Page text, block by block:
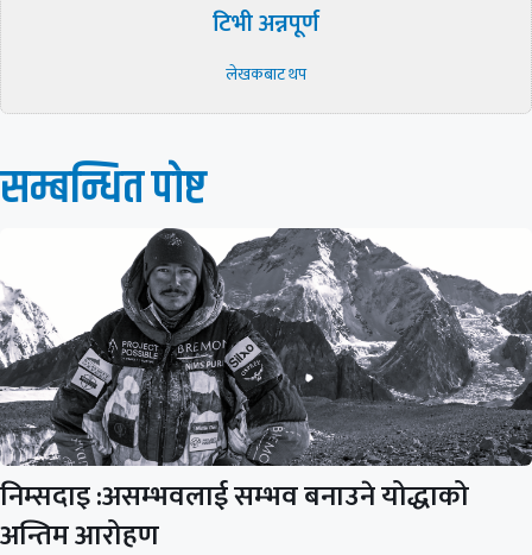
टिभी अन्नपूर्ण
लेखकबाट थप
सम्बन्धित पाेष्ट
निम्सदाइ :असम्भवलाई सम्भव बनाउने योद्धाको
अन्तिम आरोहण